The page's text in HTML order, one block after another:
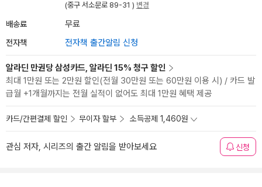
(중구 서소문로 89-31 ) 변경
배송료 무료
전자책 전자책 출간알림 신청
알라딘 만권당 삼성카드, 알라딘 15% 청구 할인
최대 1만원 또는 2만원 할인(전월 30만원 또는 60만원 이용 시) / 카드 발
급월 +1개월까지는 전월 실적이 없어도 최대 1만원 혜택 제공
카드/간편결제 할인 무이자 할부 소득공제 1,460원
관심 저자, 시리즈의 출간 알림을 받아보세요 신청